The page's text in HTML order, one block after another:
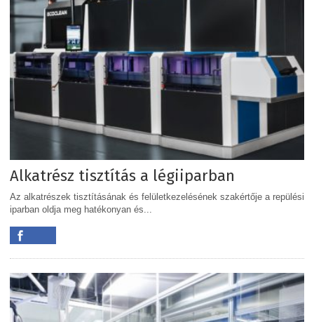
Alkatrész tisztítás a légiiparban
Az alkatrészek tisztításának és felületkezelésének szakértője a repülési
iparban oldja meg hatékonyan és...